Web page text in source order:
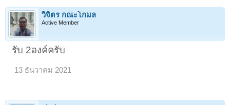
วิจิตร กณะโกมล
Active Member
รับ 2องค์ครับ
13 ธันวาคม 2021